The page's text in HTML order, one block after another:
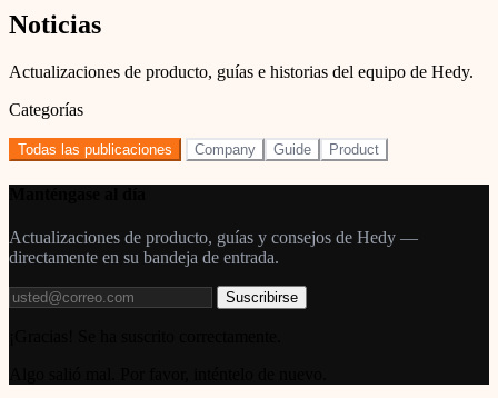
Noticias
Actualizaciones de producto, guías e historias del equipo de Hedy.
Categorías
Todas las publicaciones Company Guide Product
Actualizaciones de producto, guías y consejos de Hedy —
directamente en su bandeja de entrada.
Suscribirse